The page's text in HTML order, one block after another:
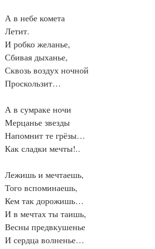
А в небе комета
Летит.
И робко желанье,
Сбивая дыханье,
Сквозь воздух ночной
Проскользит…
А в сумраке ночи
Мерцанье звезды
Напомнит те грёзы…
Как сладки мечты!..
Лежишь и мечтаешь,
Того вспоминаешь,
Кем так дорожишь…
И в мечтах ты таишь,
Весны предвкушенье
И сердца волненье…